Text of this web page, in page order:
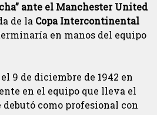
ante el Manchester United
de la Copa Intercontinental
en manos del equipo
9 de diciembre de 1942 en
en el equipo que lleva el
como profesional con